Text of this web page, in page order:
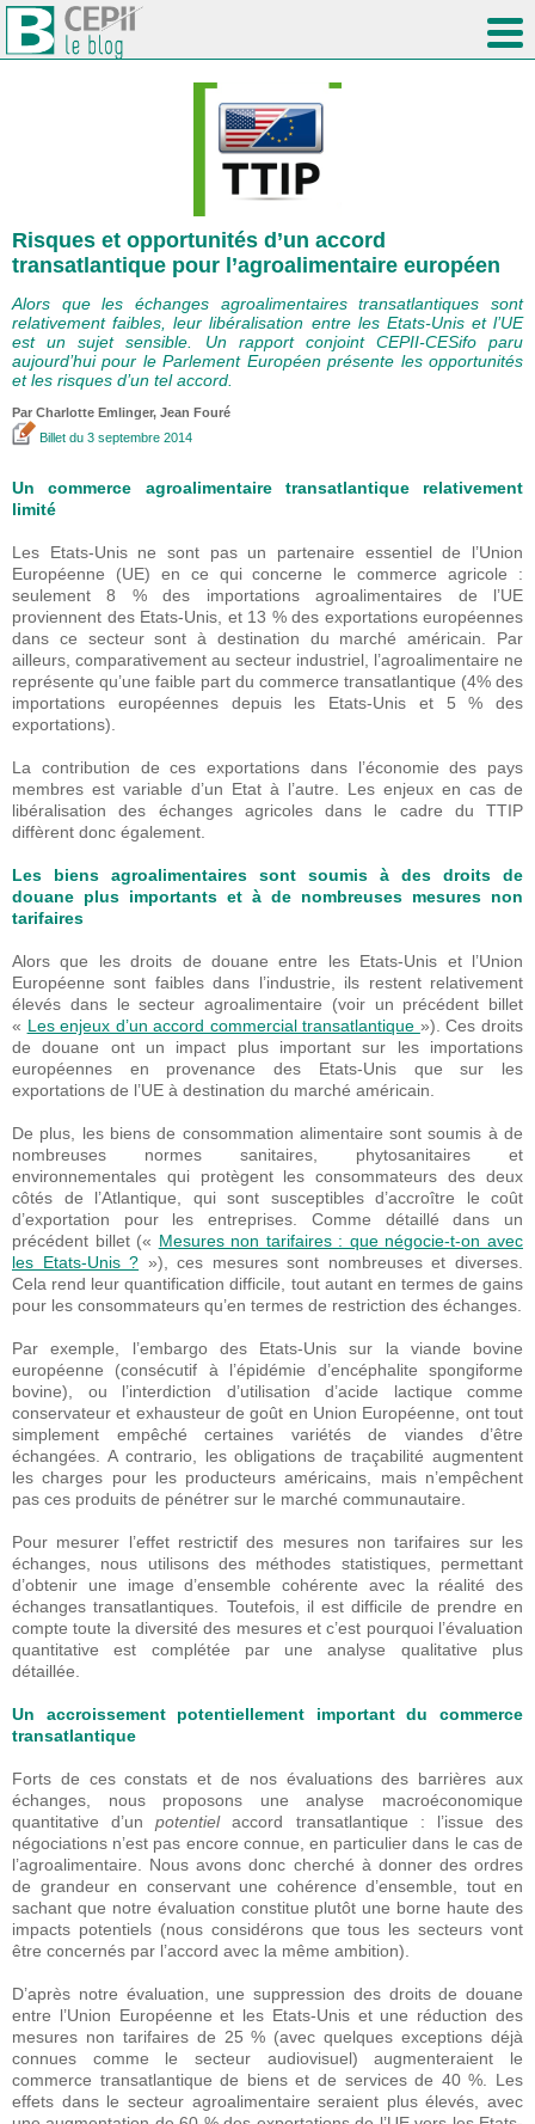
Risques et opportunités d’un accord
transatlantique pour l’agroalimentaire européen
Alors que les échanges agroalimentaires transatlantiques sont
relativement faibles, leur libéralisation entre les Etats-Unis et l’UE
est un sujet sensible. Un rapport conjoint CEPII-CESifo paru
aujourd’hui pour le Parlement Européen présente les opportunités
et les risques d’un tel accord.
Par Charlotte Emlinger, Jean Fouré
Billet du 3 septembre 2014
Un commerce agroalimentaire transatlantique relativement
limité
Les Etats-Unis ne sont pas un partenaire essentiel de l’Union
Européenne (UE) en ce qui concerne le commerce agricole :
seulement 8 % des importations agroalimentaires de l’UE
proviennent des Etats-Unis, et 13 % des exportations européennes
dans ce secteur sont à destination du marché américain. Par
ailleurs, comparativement au secteur industriel, l’agroalimentaire ne
représente qu’une faible part du commerce transatlantique (4% des
importations européennes depuis les Etats-Unis et 5 % des
exportations).
La contribution de ces exportations dans l’économie des pays
membres est variable d’un Etat à l’autre. Les enjeux en cas de
libéralisation des échanges agricoles dans le cadre du TTIP
diffèrent donc également.
Les biens agroalimentaires sont soumis à des droits de
douane plus importants et à de nombreuses mesures non
tarifaires
Alors que les droits de douane entre les Etats-Unis et l’Union
Européenne sont faibles dans l’industrie, ils restent relativement
élevés dans le secteur agroalimentaire (voir un précédent billet
« Les enjeux d’un accord commercial transatlantique »). Ces droits
de douane ont un impact plus important sur les importations
européennes en provenance des Etats-Unis que sur les
exportations de l’UE à destination du marché américain.
De plus, les biens de consommation alimentaire sont soumis à de
nombreuses normes sanitaires, phytosanitaires et
environnementales qui protègent les consommateurs des deux
côtés de l’Atlantique, qui sont susceptibles d’accroître le coût
d’exportation pour les entreprises. Comme détaillé dans un
précédent billet (« Mesures non tarifaires : que négocie-t-on avec
les Etats-Unis ? »), ces mesures sont nombreuses et diverses.
Cela rend leur quantification difficile, tout autant en termes de gains
pour les consommateurs qu’en termes de restriction des échanges.
Par exemple, l’embargo des Etats-Unis sur la viande bovine
européenne (consécutif à l’épidémie d’encéphalite spongiforme
bovine), ou l’interdiction d’utilisation d’acide lactique comme
conservateur et exhausteur de goût en Union Européenne, ont tout
simplement empêché certaines variétés de viandes d’être
échangées. A contrario, les obligations de traçabilité augmentent
les charges pour les producteurs américains, mais n’empêchent
pas ces produits de pénétrer sur le marché communautaire.
Pour mesurer l’effet restrictif des mesures non tarifaires sur les
échanges, nous utilisons des méthodes statistiques, permettant
d’obtenir une image d’ensemble cohérente avec la réalité des
échanges transatlantiques. Toutefois, il est difficile de prendre en
compte toute la diversité des mesures et c’est pourquoi l’évaluation
quantitative est complétée par une analyse qualitative plus
détaillée.
Un accroissement potentiellement important du commerce
transatlantique
Forts de ces constats et de nos évaluations des barrières aux
échanges, nous proposons une analyse macroéconomique
quantitative d’unpotentielaccord transatlantique : l’issue des
négociations n’est pas encore connue, en particulier dans le cas de
l’agroalimentaire. Nous avons donc cherché à donner des ordres
de grandeur en conservant une cohérence d’ensemble, tout en
sachant que notre évaluation constitue plutôt une borne haute des
impacts potentiels (nous considérons que tous les secteurs vont
être concernés par l’accord avec la même ambition).
D’après notre évaluation, une suppression des droits de douane
entre l’Union Européenne et les Etats-Unis et une réduction des
mesures non tarifaires de 25 % (avec quelques exceptions déjà
connues comme le secteur audiovisuel) augmenteraient le
commerce transatlantique de biens et de services de 40 %. Les
effets dans le secteur agroalimentaire seraient plus élevés, avec